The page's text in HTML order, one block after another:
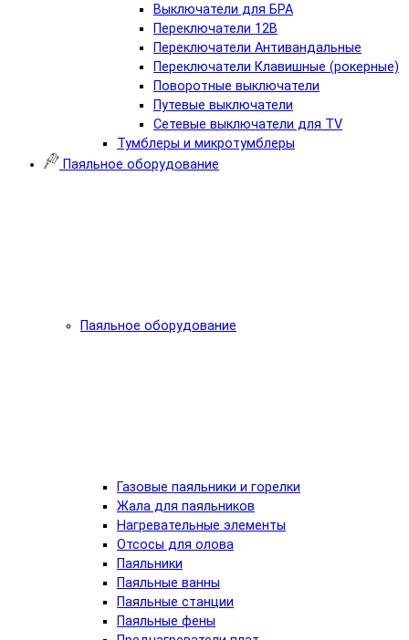
Выключатели для БРА
Переключатели 12В
Переключатели Антивандальные
Переключатели Клавишные (рокерные)
Поворотные выключатели
Путевые выключатели
Сетевые выключатели для TV
Тумблеры и микротумблеры
Паяльное оборудование
Паяльное оборудование
Газовые паяльники и горелки
Жала для паяльников
Нагревательные элементы
Отсосы для олова
Паяльники
Паяльные ванны
Паяльные станции
Паяльные фены